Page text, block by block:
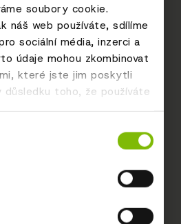
soubory cookie.
náš web používáte, sdílíme
sociální média, inzerci a
údaje mohou zkombinovat
které jste jim poskytli
toho, že používáte